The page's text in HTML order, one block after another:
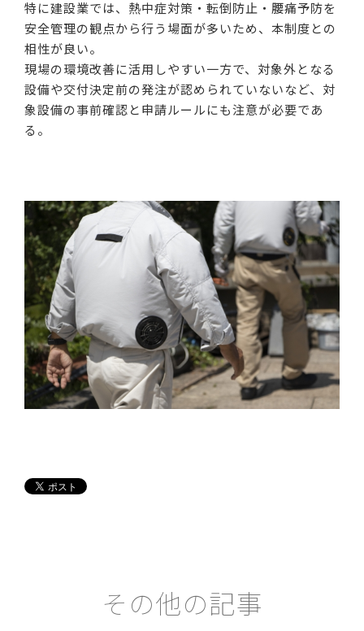
特に建設業では、熱中症対策・転倒防止・腰痛予防を
安全管理の観点から行う場面が多いため、本制度との
相性が良い。
現場の環境改善に活用しやすい一方で、対象外となる
設備や交付決定前の発注が認められていないなど、対
象設備の事前確認と申請ルールにも注意が必要であ
る。
その他の記事